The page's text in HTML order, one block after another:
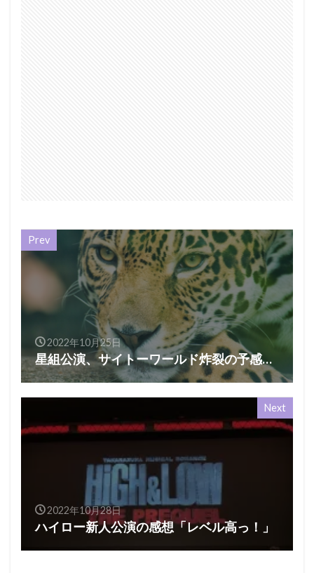
Prev
2022年10月25日
星組公演、サイトーワールド炸裂の予感…
Next
2022年10月28日
ハイロー新人公演の感想「レベル高っ！」